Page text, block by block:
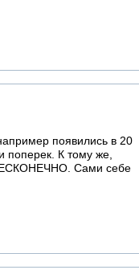
появились в 20
поперек. К тому же,
Сами себе